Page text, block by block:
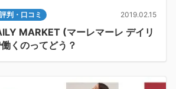
判・口コミ 2019.02.15
MARKET (マーレマーレ デイリ
くのってどう？